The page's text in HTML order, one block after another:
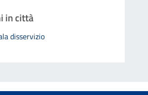
in città
disservizio